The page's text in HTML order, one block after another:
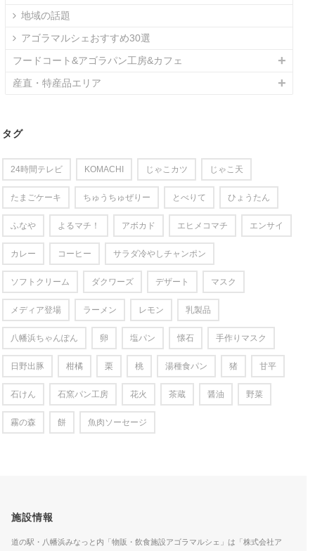
地域の話題
アゴラマルシェおすすめ30選
フードコート&アゴラパン工房&カフェ
産直・特産品エリア
タグ
24時間テレビ KOMACHI じゃこカツ じゃこ天
たまごケーキ ちゅうちゅぜりー とべりて ひょうたん
ふなや よるマチ！ アボカド エヒメコマチ エンサイ
カレー コーヒー サラダ冷やしチャンポン
ソフトクリーム ダクワーズ デザート マスク
メディア登場 ラーメン レモン 乳製品
八幡浜ちゃんぽん 卵 塩パン 懐石 手作りマスク
日野出豚 柑橘 栗 桃 湯種食パン 猪 甘平
石けん 石窯パン工房 花火 茶蔵 醤油 野菜
霧の森 餅 魚肉ソーセージ
施設情報
道の駅・八幡浜みなっと内「物販・飲食施設アゴラマルシェ」は「株式会社ア